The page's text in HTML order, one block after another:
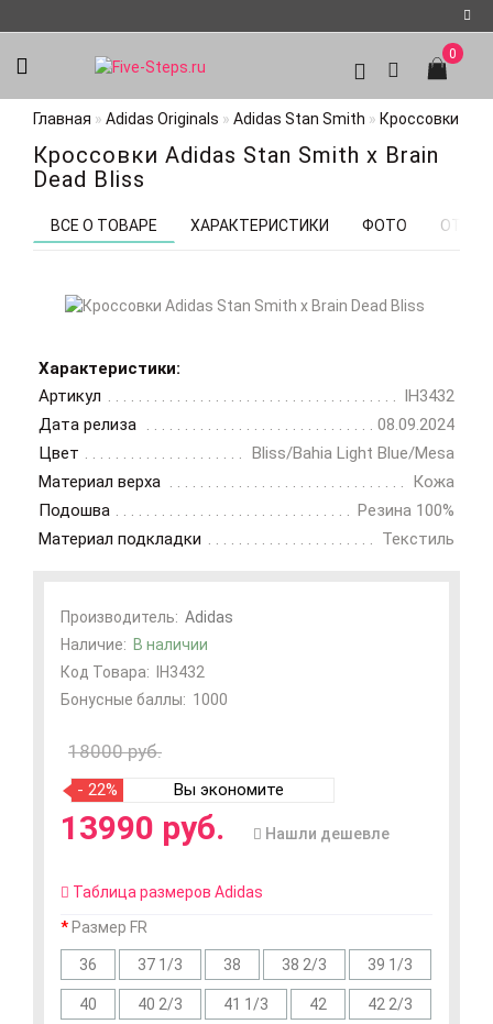
Регистрация
Авторизация
0
Главная Adidas Originals Adidas Stan Smith Кроссовки
Кроссовки Adidas Stan Smith x Brain
Dead Bliss
ВСЕ О ТОВАРЕ ХАРАКТЕРИСТИКИ ФОТО
Характеристики:
Артикул
IH3432
Дата релиза
08.09.2024
Цвет
Bliss/Bahia Light Blue/Mesa
Материал верха
Кожа
Подошва
Резина 100%
Материал подкладки
Текстиль
Производитель: Adidas
Наличие: В наличии
Код Товара:
IH3432
Бонусные баллы: 1000
18000 руб.
- 22% Вы экономите
13990 руб. Нашли дешевле
Таблица размеров Adidas
Размер FR
36 37 1/3 38 38 2/3 39 1/3
40 40 2/3 41 1/3 42 42 2/3